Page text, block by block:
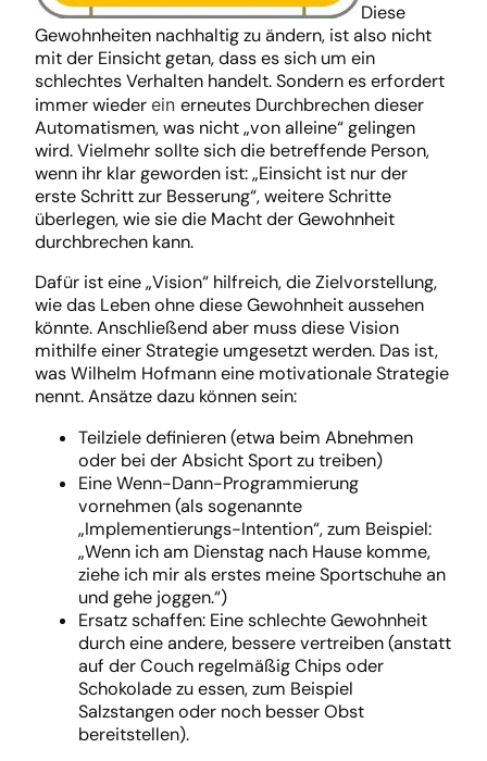
Diese
Gewohnheiten nachhaltig zu ändern, ist also nicht
mit der Einsicht getan, dass es sich um ein
schlechtes Verhalten handelt. Sondern es erfordert
immer wieder ein erneutes Durchbrechen dieser
Automatismen, was nicht „von alleine“ gelingen
wird. Vielmehr sollte sich die betreffende Person,
wenn ihr klar geworden ist: „Einsicht ist nur der
erste Schritt zur Besserung“, weitere Schritte
überlegen, wie sie die Macht der Gewohnheit
durchbrechen kann.
Dafür ist eine „Vision“ hilfreich, die Zielvorstellung,
wie das Leben ohne diese Gewohnheit aussehen
könnte. Anschließend aber muss diese Vision
mithilfe einer Strategie umgesetzt werden. Das ist,
was Wilhelm Hofmann eine motivationale Strategie
nennt. Ansätze dazu können sein:
Teilziele definieren (etwa beim Abnehmen
oder bei der Absicht Sport zu treiben)
Eine Wenn-Dann-Programmierung
vornehmen (als sogenannte
„Implementierungs-Intention“, zum Beispiel:
„Wenn ich am Dienstag nach Hause komme,
ziehe ich mir als erstes meine Sportschuhe an
und gehe joggen.“)
Ersatz schaffen: Eine schlechte Gewohnheit
durch eine andere, bessere vertreiben (anstatt
auf der Couch regelmäßig Chips oder
Schokolade zu essen, zum Beispiel
Salzstangen oder noch besser Obst
bereitstellen).